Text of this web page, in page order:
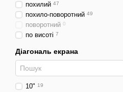
похилий 47
похило-поворотний 49
поворотний 0
по висоті 7
Діагональ екрана
10" 19